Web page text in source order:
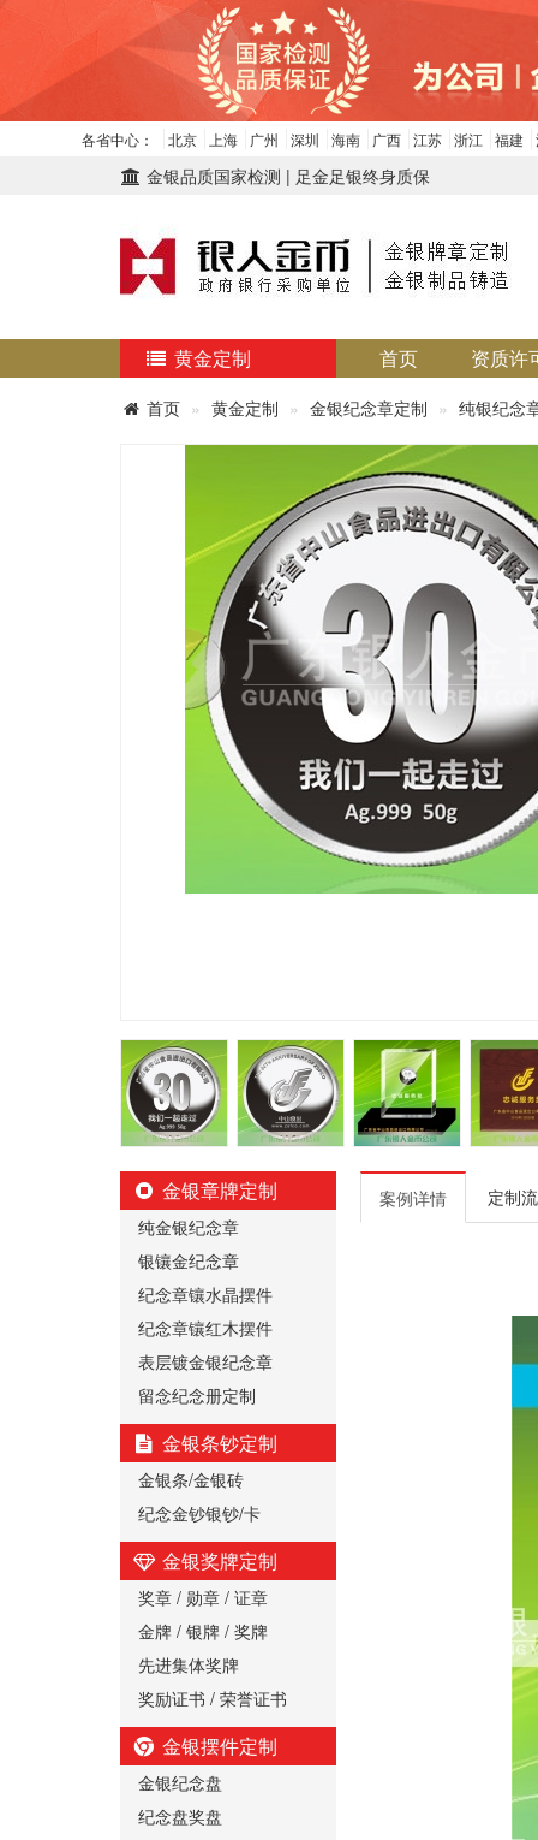
各省中心： 北京 上海 广州 深圳 海南 广西 江苏 浙江 福建
金银品质国家检测 | 足金足银终身质保
黄金定制 首页 资质许
首页 黄金定制 金银纪念章定制 纯银纪念
金银章牌定制
纯金银纪念章
银镶金纪念章
纪念章镶水晶摆件
纪念章镶红木摆件
表层镀金银纪念章
留念纪念册定制
金银条钞定制
金银条/金银砖
纪念金钞银钞/卡
金银奖牌定制
奖章 / 勋章 / 证章
金牌 / 银牌 / 奖牌
先进集体奖牌
奖励证书 / 荣誉证书
金银摆件定制
金银纪念盘
纪念盘奖盘
案例详情 定制